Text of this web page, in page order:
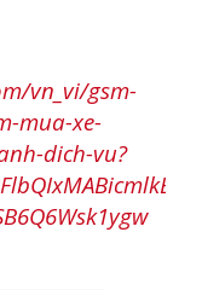
vn_vi/gsm-
mua-xe-
dich-vu?